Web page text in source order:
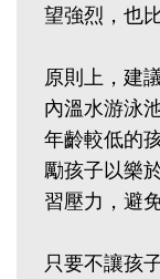
望強烈，也
原則上，建
內溫水游泳
年齡較低的
勵孩子以樂
習壓力，避
只要不讓孩